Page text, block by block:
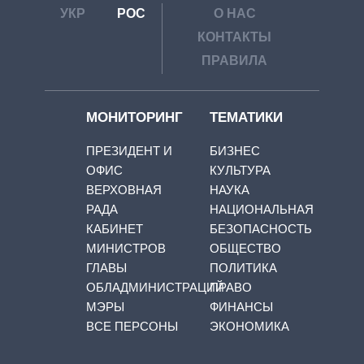
УКР РОС
О НАС
КОНТАКТЫ
ПРАВИЛА
МОНИТОРИНГ
ПРЕЗИДЕНТ И
ОФИС
ВЕРХОВНАЯ
РАДА
КАБИНЕТ
МИНИСТРОВ
ГЛАВЫ
ОБЛАДМИНИСТРАЦИЙ
МЭРЫ
ВСЕ ПЕРСОНЫ
ТЕМАТИКИ
БИЗНЕС
КУЛЬТУРА
НАУКА
НАЦИОНАЛЬНАЯ
БЕЗОПАСНОСТЬ
ОБЩЕСТВО
ПОЛИТИКА
ПРАВО
ФИНАНСЫ
ЭКОНОМИКА